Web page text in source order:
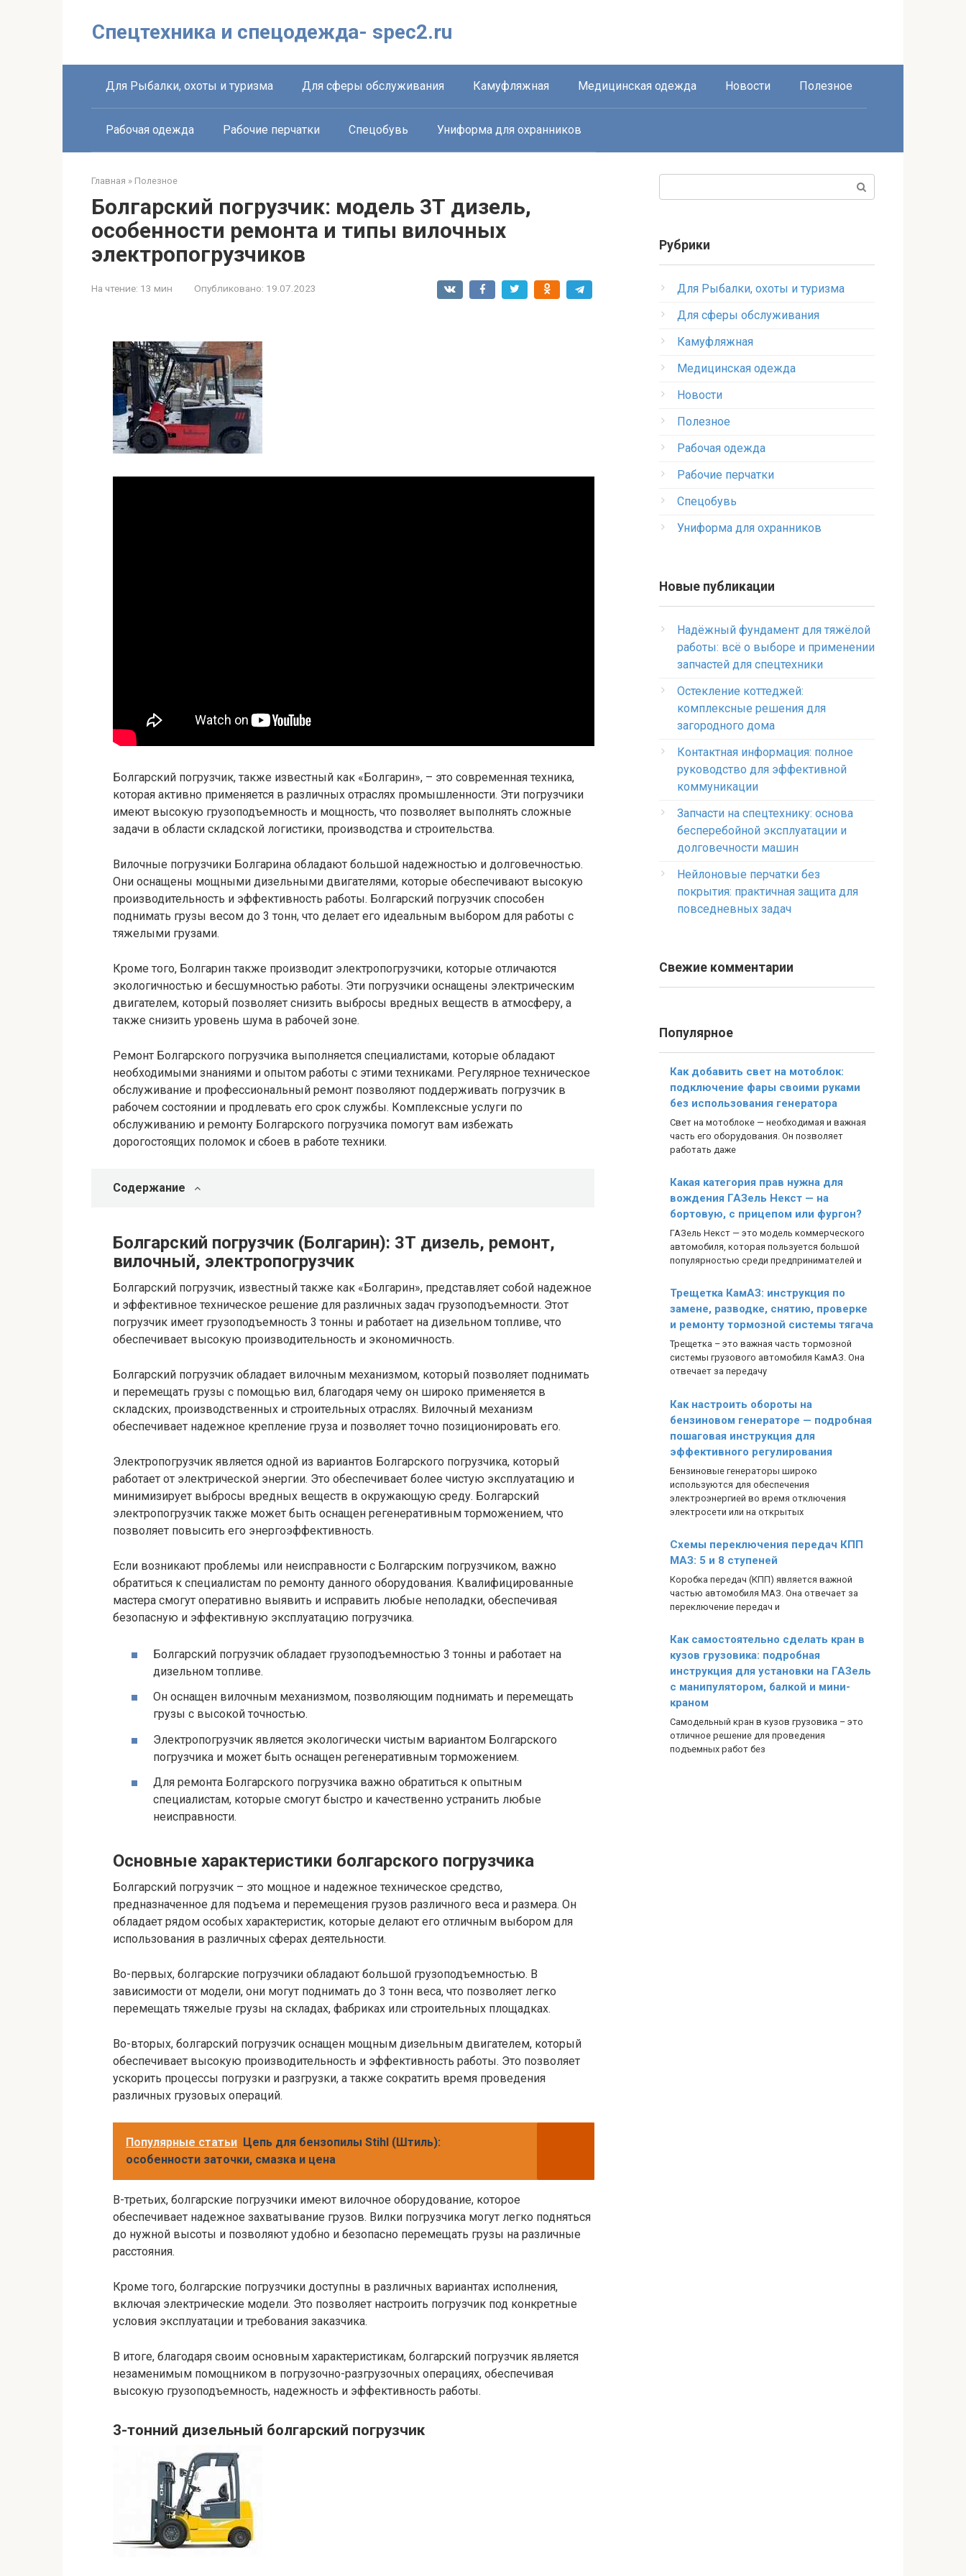
Спецтехника и спецодежда- spec2.ru
Для Рыбалки, охоты и туризма Для сферы обслуживания Камуфляжная Медицинская одежда Новости Полезное
Рабочая одежда Рабочие перчатки Спецобувь Униформа для охранников
Главная » Полезное
Болгарский погрузчик: модель 3Т дизель,
особенности ремонта и типы вилочных
электропогрузчиков
На чтение: 13 мин Опубликовано: 19.07.2023
Болгарский погрузчик, также известный как «Болгарин», – это современная техника,
которая активно применяется в различных отраслях промышленности. Эти погрузчики
имеют высокую грузоподъемность и мощность, что позволяет выполнять сложные
задачи в области складской логистики, производства и строительства.
Вилочные погрузчики Болгарина обладают большой надежностью и долговечностью.
Они оснащены мощными дизельными двигателями, которые обеспечивают высокую
производительность и эффективность работы. Болгарский погрузчик способен
поднимать грузы весом до 3 тонн, что делает его идеальным выбором для работы с
тяжелыми грузами.
Кроме того, Болгарин также производит электропогрузчики, которые отличаются
экологичностью и бесшумностью работы. Эти погрузчики оснащены электрическим
двигателем, который позволяет снизить выбросы вредных веществ в атмосферу, а
также снизить уровень шума в рабочей зоне.
Ремонт Болгарского погрузчика выполняется специалистами, которые обладают
необходимыми знаниями и опытом работы с этими техниками. Регулярное техническое
обслуживание и профессиональный ремонт позволяют поддерживать погрузчик в
рабочем состоянии и продлевать его срок службы. Комплексные услуги по
обслуживанию и ремонту Болгарского погрузчика помогут вам избежать
дорогостоящих поломок и сбоев в работе техники.
Содержание
Болгарский погрузчик (Болгарин): 3Т дизель, ремонт,
вилочный, электропогрузчик
Болгарский погрузчик, известный также как «Болгарин», представляет собой надежное
и эффективное техническое решение для различных задач грузоподъемности. Этот
погрузчик имеет грузоподъемность 3 тонны и работает на дизельном топливе, что
обеспечивает высокую производительность и экономичность.
Болгарский погрузчик обладает вилочным механизмом, который позволяет поднимать
и перемещать грузы с помощью вил, благодаря чему он широко применяется в
складских, производственных и строительных отраслях. Вилочный механизм
обеспечивает надежное крепление груза и позволяет точно позиционировать его.
Электропогрузчик является одной из вариантов Болгарского погрузчика, который
работает от электрической энергии. Это обеспечивает более чистую эксплуатацию и
минимизирует выбросы вредных веществ в окружающую среду. Болгарский
электропогрузчик также может быть оснащен регенеративным торможением, что
позволяет повысить его энергоэффективность.
Если возникают проблемы или неисправности с Болгарским погрузчиком, важно
обратиться к специалистам по ремонту данного оборудования. Квалифицированные
мастера смогут оперативно выявить и исправить любые неполадки, обеспечивая
безопасную и эффективную эксплуатацию погрузчика.
Болгарский погрузчик обладает грузоподъемностью 3 тонны и работает на
дизельном топливе.
Он оснащен вилочным механизмом, позволяющим поднимать и перемещать
грузы с высокой точностью.
Электропогрузчик является экологически чистым вариантом Болгарского
погрузчика и может быть оснащен регенеративным торможением.
Для ремонта Болгарского погрузчика важно обратиться к опытным
специалистам, которые смогут быстро и качественно устранить любые
неисправности.
Основные характеристики болгарского погрузчика
Болгарский погрузчик – это мощное и надежное техническое средство,
предназначенное для подъема и перемещения грузов различного веса и размера. Он
обладает рядом особых характеристик, которые делают его отличным выбором для
использования в различных сферах деятельности.
Во-первых, болгарские погрузчики обладают большой грузоподъемностью. В
зависимости от модели, они могут поднимать до 3 тонн веса, что позволяет легко
перемещать тяжелые грузы на складах, фабриках или строительных площадках.
Во-вторых, болгарский погрузчик оснащен мощным дизельным двигателем, который
обеспечивает высокую производительность и эффективность работы. Это позволяет
ускорить процессы погрузки и разгрузки, а также сократить время проведения
различных грузовых операций.
Популярные статьи Цепь для бензопилы Stihl (Штиль):
особенности заточки, смазка и цена
В-третьих, болгарские погрузчики имеют вилочное оборудование, которое
обеспечивает надежное захватывание грузов. Вилки погрузчика могут легко подняться
до нужной высоты и позволяют удобно и безопасно перемещать грузы на различные
расстояния.
Кроме того, болгарские погрузчики доступны в различных вариантах исполнения,
включая электрические модели. Это позволяет настроить погрузчик под конкретные
условия эксплуатации и требования заказчика.
В итоге, благодаря своим основным характеристикам, болгарский погрузчик является
незаменимым помощником в погрузочно-разгрузочных операциях, обеспечивая
высокую грузоподъемность, надежность и эффективность работы.
3-тонний дизельный болгарский погрузчик
Рубрики
Для Рыбалки, охоты и туризма
Для сферы обслуживания
Камуфляжная
Медицинская одежда
Новости
Полезное
Рабочая одежда
Рабочие перчатки
Спецобувь
Униформа для охранников
Новые публикации
Надёжный фундамент для тяжёлой
работы: всё о выборе и применении
запчастей для спецтехники
Остекление коттеджей:
комплексные решения для
загородного дома
Контактная информация: полное
руководство для эффективной
коммуникации
Запчасти на спецтехнику: основа
бесперебойной эксплуатации и
долговечности машин
Нейлоновые перчатки без
покрытия: практичная защита для
повседневных задач
Свежие комментарии
Популярное
Как добавить свет на мотоблок:
подключение фары своими руками
без использования генератора
Свет на мотоблоке — необходимая и важная
часть его оборудования. Он позволяет
работать даже
Какая категория прав нужна для
вождения ГАЗель Некст — на
бортовую, с прицепом или фургон?
ГАЗель Некст — это модель коммерческого
автомобиля, которая пользуется большой
популярностью среди предпринимателей и
Трещетка КамАЗ: инструкция по
замене, разводке, снятию, проверке
и ремонту тормозной системы тягача
Трещетка – это важная часть тормозной
системы грузового автомобиля КамАЗ. Она
отвечает за передачу
Как настроить обороты на
бензиновом генераторе — подробная
пошаговая инструкция для
эффективного регулирования
Бензиновые генераторы широко
используются для обеспечения
электроэнергией во время отключения
электросети или на открытых
Схемы переключения передач КПП
МАЗ: 5 и 8 ступеней
Коробка передач (КПП) является важной
частью автомобиля МАЗ. Она отвечает за
переключение передач и
Как самостоятельно сделать кран в
кузов грузовика: подробная
инструкция для установки на ГАЗель
с манипулятором, балкой и мини-
краном
Самодельный кран в кузов грузовика – это
отличное решение для проведения
подъемных работ без